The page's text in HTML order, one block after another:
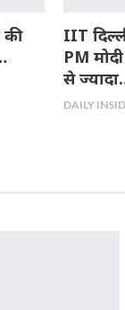
की
IIT
PM
से